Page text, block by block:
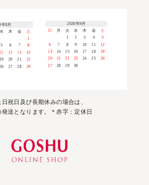
年8月
水 木 金
土
1
5 6 7
8
12 13 14
15
19 20 21 22
26 27 28
29
2026年9月
日
月 火 水 木 金
土
1
2 3 4 5
6 7 8 9 10 11
12
13
14 15 16 17 18 19
20 21 22 23 24 25
26
27
28 29 30
祝日及び長期休みの場合は、
送となります。＊赤字：定休日